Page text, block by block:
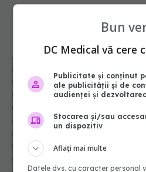
Bun
DC Medical vă cere
Publicitate și conținut
ale publicității și de
audienței și
Stocarea și/sau
un dispozitiv
Aflați mai multe
Datele dvs. cu caracter personal